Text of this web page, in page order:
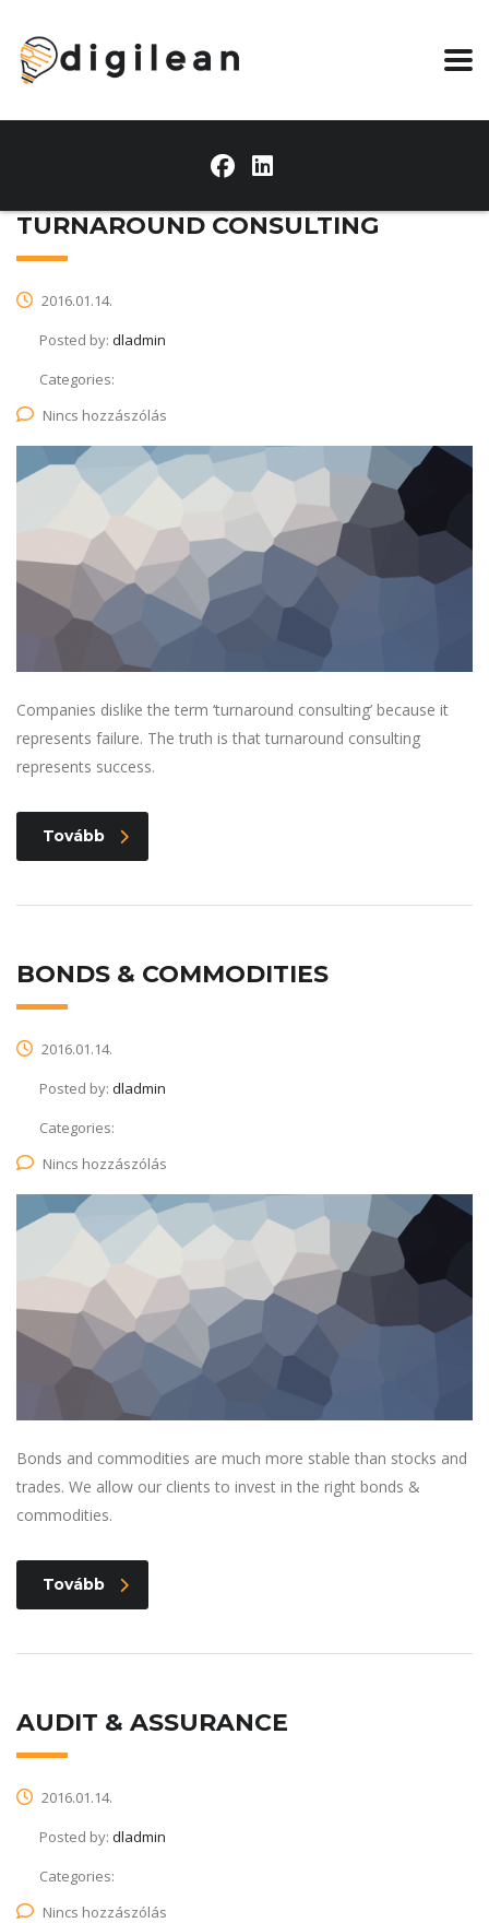
TURNAROUND CONSULTING
2016.01.14.
Posted by: dladmin
Categories:
Nincs hozzászólás
Companies dislike the term ‘turnaround consulting’ because it
represents failure. The truth is that turnaround consulting
represents success.
Tovább
BONDS & COMMODITIES
2016.01.14.
Posted by: dladmin
Categories:
Nincs hozzászólás
Bonds and commodities are much more stable than stocks and
trades. We allow our clients to invest in the right bonds &
commodities.
Tovább
AUDIT & ASSURANCE
2016.01.14.
Posted by: dladmin
Categories:
Nincs hozzászólás